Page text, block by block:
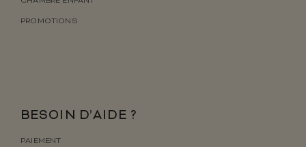
PROMOTIONS
BESOIN D’AIDE ?
PAIEMENT